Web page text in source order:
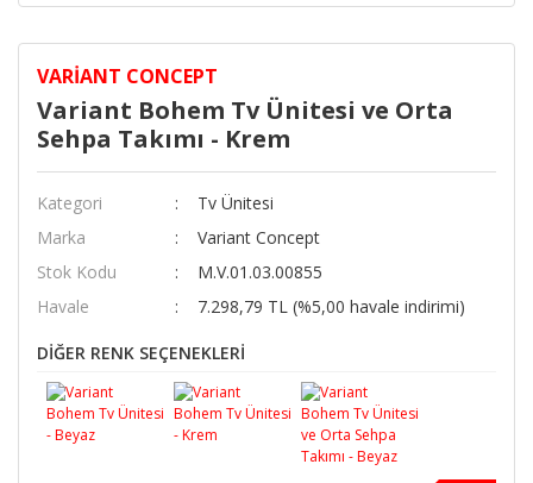
VARIANT CONCEPT
Variant Bohem Tv Ünitesi ve Orta
Sehpa Takımı - Krem
Kategori
Tv Ünitesi
Marka
Variant Concept
Stok Kodu
M.V.01.03.00855
Havale
7.298,79 TL (%5,00 havale indirimi)
DİĞER RENK SEÇENEKLERİ